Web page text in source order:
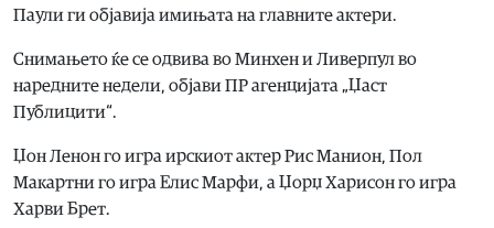
Паули ги објавија имињата на главните актери.
Снимањето ќе се одвива во Минхен и Ливерпул во
наредните недели, објави ПР агенцијата „Џаст
Публицити“.
Џон Ленон го игра ирскиот актер Рис Манион, Пол
Макартни го игра Елис Марфи, а Џорџ Харисон го игра
Харви Брет.